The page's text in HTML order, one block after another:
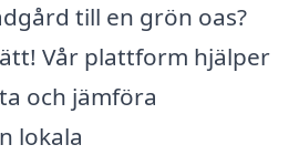
till en grön oas?
Vår plattform hjälper
och jämföra
lokala